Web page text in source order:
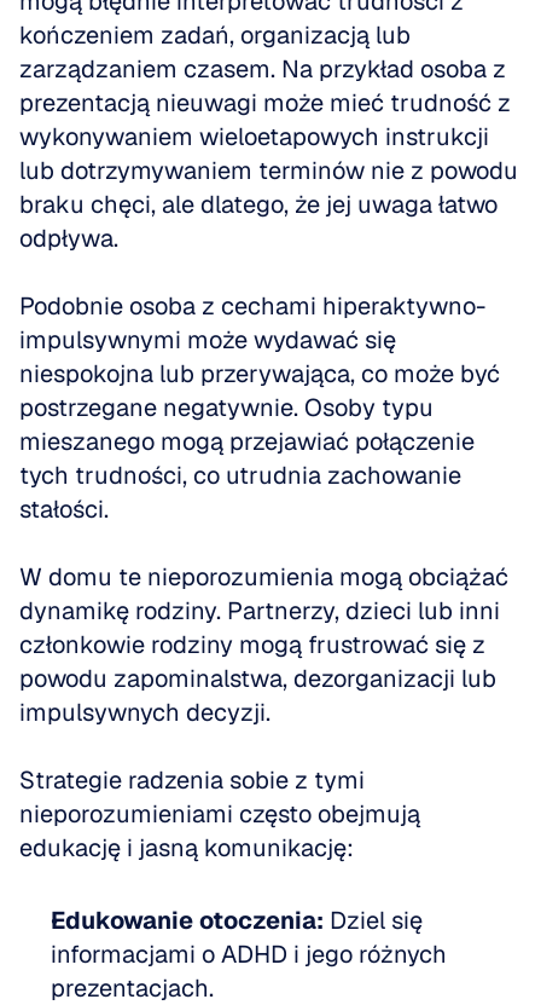
kończeniem zadań, organizacją lub
zarządzaniem czasem. Na przykład osoba z
prezentacją nieuwagi może mieć trudność z
wykonywaniem wieloetapowych instrukcji
lub dotrzymywaniem terminów nie z powodu
braku chęci, ale dlatego, że jej uwaga łatwo
odpływa.
Podobnie osoba z cechami hiperaktywno-
impulsywnymi może wydawać się
niespokojna lub przerywająca, co może być
postrzegane negatywnie. Osoby typu
mieszanego mogą przejawiać połączenie
tych trudności, co utrudnia zachowanie
stałości.
W domu te nieporozumienia mogą obciążać
dynamikę rodziny. Partnerzy, dzieci lub inni
członkowie rodziny mogą frustrować się z
powodu zapominalstwa, dezorganizacji lub
impulsywnych decyzji.
Strategie radzenia sobie z tymi
nieporozumieniami często obejmują
edukację i jasną komunikację:
Edukowanie otoczenia: Dziel się
informacjami o ADHD i jego różnych
prezentacjach.